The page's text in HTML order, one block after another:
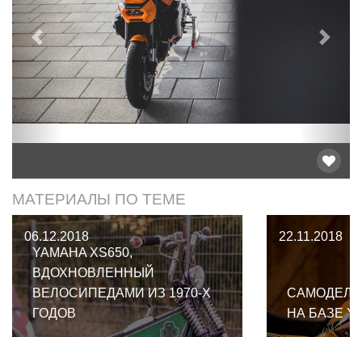
Предыдущий
МАТЕРИАЛЫ ПО ТЕМЕ
06.12.2018
YAMAHA XS650,
ВДОХНОВЛЕННЫЙ
ВЕЛОСИПЕДАМИ ИЗ 1970-Х
ГОДОВ
22.11.2018
НА БАЗЕ